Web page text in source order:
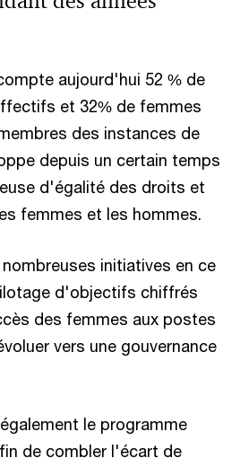
aujourd'hui 52 % de
et 32% de femmes
des instances de
depuis un certain temps
d'égalité des droits et
femmes et les hommes.
initiatives en ce
d'objectifs chiffrés
des femmes aux postes
vers une gouvernance
le programme
de combler l'écart de